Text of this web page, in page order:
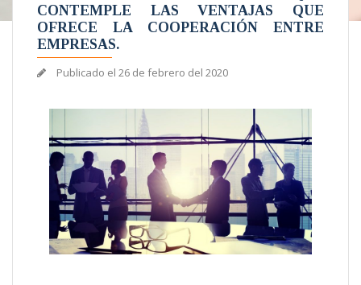
CONTEMPLE LAS VENTAJAS QUE
OFRECE LA COOPERACIÓN ENTRE
EMPRESAS.
Publicado el 26 de febrero del 2020